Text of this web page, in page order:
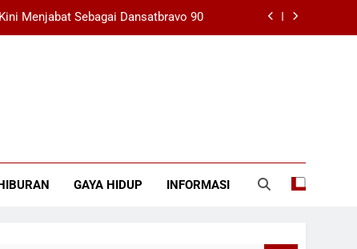
Menjabat Sebagai Dansatbravo 90
Mengisi Daya yang Perlu Diketahui
Rp2.650.000 pada 7 Agustus 2026
Budaya Membaca Tetap Ada
GAYA HIDUP INFORMASI